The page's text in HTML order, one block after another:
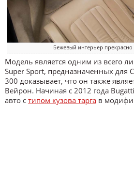
Бежевый интерьер прекрасно
Модель является одним из всего
Super Sport, предназначенных
300 доказывает, что он также
Вейрон. Начиная с 2012 года
авто с типом кузова тарга в